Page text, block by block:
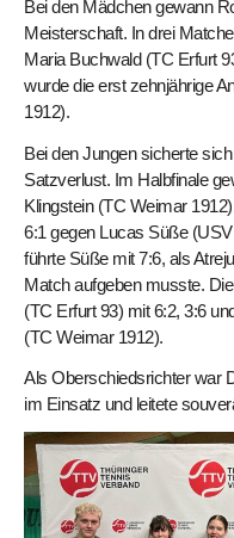
Bei den Mädchen gewann
Meisterschaft. In drei
Maria Buchwald (TC Erfurt
wurde die erst zehnjährige
1912).
Bei den Jungen sicherte
Satzverlust. Im Halbfinale
Klingstein (TC Weimar
6:1 gegen Lucas Süße
führte Süße mit 7:6, als
Match aufgeben musste.
(TC Erfurt 93) mit 6:2, 3:6
(TC Weimar 1912).
Als Oberschiedsrichter war
im Einsatz und leitete